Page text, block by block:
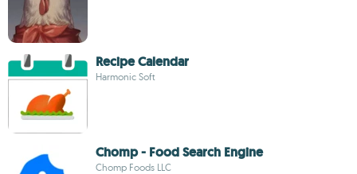
Recipe Calendar
Harmonic Soft
Chomp - Food Search Engine
Chomp Foods LLC